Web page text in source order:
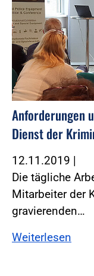
Anforderungen
Dienst der
12.11.2019 |
Die tägliche
Mitarbeiter der
gravierenden…
Weiterlesen